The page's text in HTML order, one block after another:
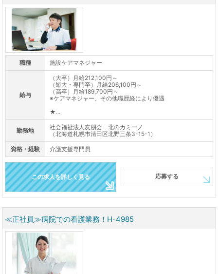
職種 施設ケアマネジャー
給与
（大卒）月給212,100円～
（短大・専門卒）月給206,100円～
（高卒）月給189,700円～
※ケアマネジャー、その他職歴経により優遇
★...
勤務地
社会福祉法人友朋会 北のカミーノ
（北海道札幌市清田区北野三条3-15-1）
資格・経験 介護支援専門員
この求人を詳しく見る 応募する
≪正社員≫病院での看護業務！H-4985